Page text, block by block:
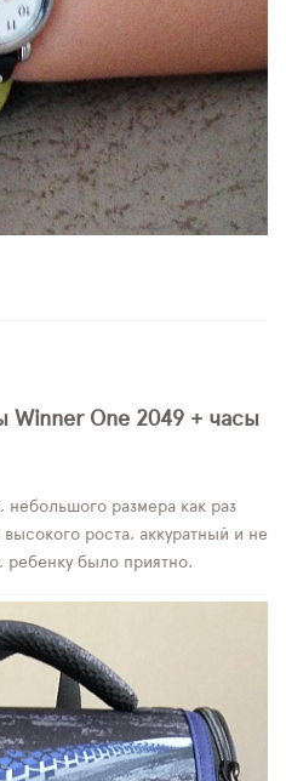
Winner One 2049 + часы
небольшого размера как раз
роста, аккуратный и не
ребенку было приятно.